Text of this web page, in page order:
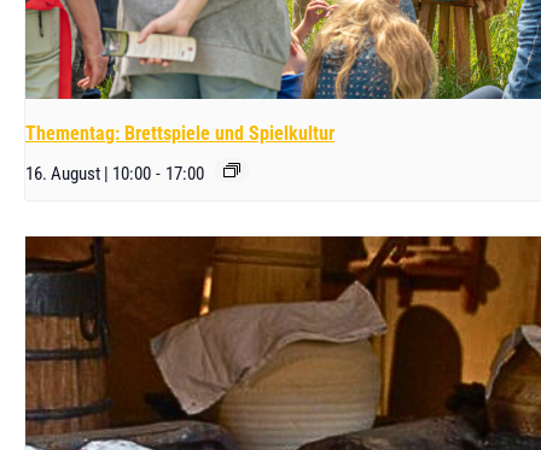
Thementag: Brettspiele und Spielkultur
16. August | 10:00 - 17:00